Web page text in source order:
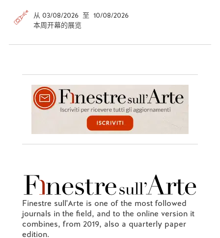
从 03/08/2026 至 10/08/2026
本周开幕的展览
Finestre sull'Arte is one of the most followed
journals in the field, and to the online version it
combines, from 2019, also a quarterly paper
edition.